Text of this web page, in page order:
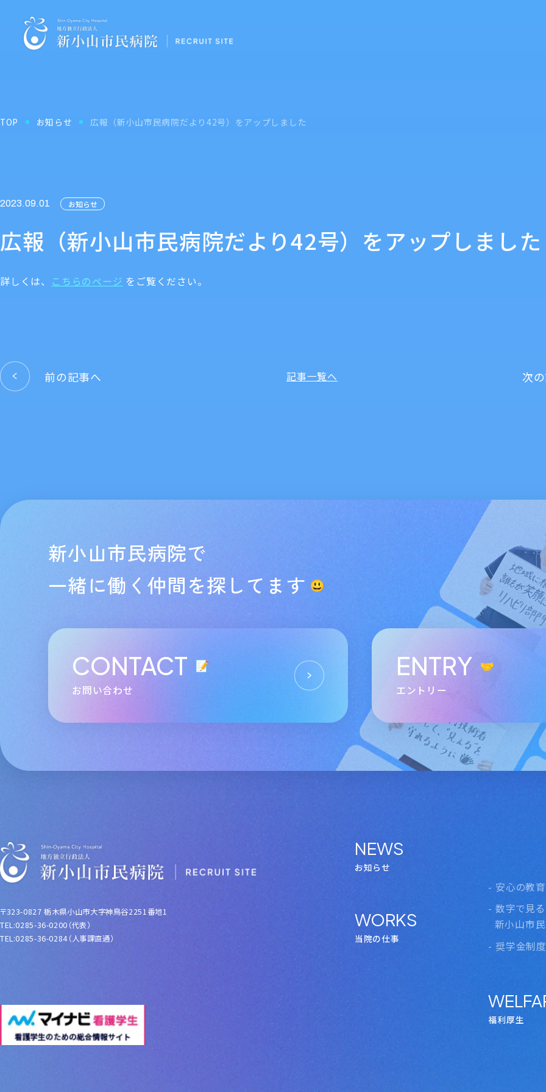
TOP お知らせ 広報（新小山市民病院だより42号）をアップしました
2023.09.01 お知らせ
広報（新小山市民病院だより42号）をアップしました
詳しくは、 こちらのページ をご覧ください。
前の記事へ 記事一覧へ 次
新小山市民病院で
一緒に働く仲間を探してます
CONTACT
お問い合わせ
ENTRY
エントリー
〒323-0827 栃木県小山市大字神鳥谷2251番地1
TEL:0285-36-0200（代表）
TEL:0285-36-0284（人事課直通）
NEWS
お知らせ
WORKS
当院の仕事
- 安心の教
- 数字で見る
新小山市
- 奨学金制度
福利厚生